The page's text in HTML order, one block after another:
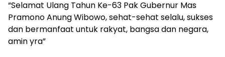
“Selamat Ulang Tahun Ke-63 Pak Gubernur Mas
Pramono Anung Wibowo, sehat-sehat selalu, sukses
dan bermanfaat untuk rakyat, bangsa dan negara,
amin yra”